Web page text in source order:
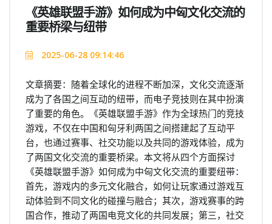
《英雄联盟手游》如何成为中匈文化交流的
重要桥梁与纽带
2025-06-28 09:14:46
文章摘要：随着全球化的进程不断加深，文化交流逐渐
成为了各国之间互动的纽带，而电子竞技则在其中扮演
了重要的角色。《英雄联盟手游》作为全球热门的竞技
游戏，不仅在中国和匈牙利两国之间搭建起了互动平
台，也通过赛事、社交功能以及共同的游戏体验，成为
了两国文化交流的重要桥梁。本文将从四个方面探讨
《英雄联盟手游》如何成为中匈文化交流的重要纽带：
首先，游戏内的多元文化融合，如何让玩家通过游戏互
动体验到不同文化的碰撞与融合；其次，游戏赛事的跨
国合作，推动了两国电竞文化的共同发展；第三，社交